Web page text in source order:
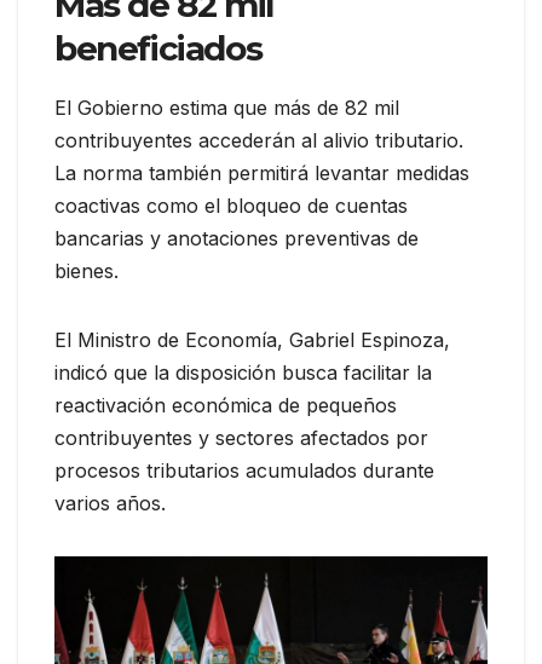
beneficiados
El Gobierno estima que más de 82 mil
contribuyentes accederán al alivio tributario.
La norma también permitirá levantar medidas
coactivas como el bloqueo de cuentas
bancarias y anotaciones preventivas de
bienes.
El Ministro de Economía, Gabriel Espinoza,
indicó que la disposición busca facilitar la
reactivación económica de pequeños
contribuyentes y sectores afectados por
procesos tributarios acumulados durante
varios años.